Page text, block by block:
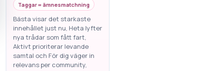
Taggar = ämnesmatchning
Bästa visar det starkaste
innehållet just nu, Heta lyfter
nya trådar som fått fart,
Aktivt prioriterar levande
samtal och För dig väger in
relevans per community,